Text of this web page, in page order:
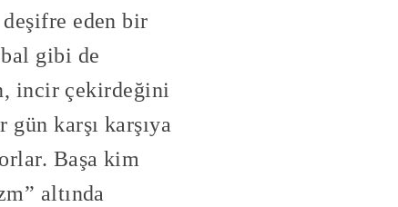
eden bir
gibi de
incir çekirdeğini
karşı karşıya
Başa kim
altında